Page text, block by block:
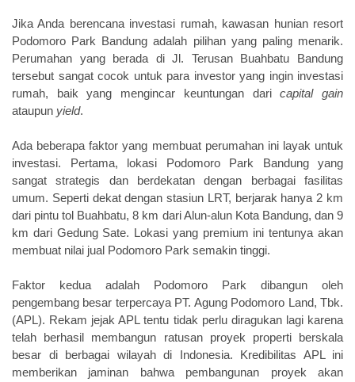
Jika Anda berencana investasi rumah, kawasan hunian resort
Podomoro Park Bandung adalah pilihan yang paling menarik.
Perumahan yang berada diJl. Terusan Buahbatu Bandung
tersebut sangat cocok untuk para investor yang ingin investasi
rumah, baik yang mengincar keuntungan daricapital gain
ataupun yield.
Ada beberapa faktor yang membuat perumahan ini layak untuk
investasi. Pertama, lokasi Podomoro Park Bandung yang
sangat strategis dan berdekatan dengan berbagai fasilitas
umum. Seperti dekat denganstasiun LRT, berjarak hanya 2 km
dari pintu tol Buahbatu, 8 km dari Alun-alun Kota Bandung, dan 9
km dari Gedung Sate. Lokasi yang premium ini tentunya akan
membuat nilai jual Podomoro Park semakin tinggi.
Faktor kedua adalah Podomoro Park dibangun oleh
pengembang besar terpercaya PT. Agung Podomoro Land, Tbk.
(APL). Rekam jejak APL tentu tidak perlu diragukan lagi karena
telah berhasil membangun ratusan proyek properti berskala
besar di berbagai wilayah di Indonesia. Kredibilitas APL ini
memberikan jaminan bahwa pembangunan proyek akan